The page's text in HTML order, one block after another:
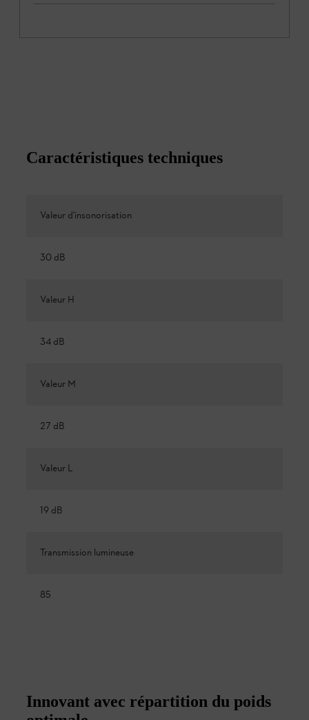
Caractéristiques techniques
Valeur d'insonorisation
30 dB
Valeur H
34 dB
Valeur M
27 dB
Valeur L
19 dB
Transmission lumineuse
85
Innovant avec répartition du poids